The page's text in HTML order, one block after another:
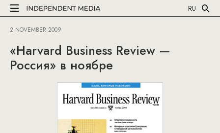
RU
2 NOVEMBER 2009
«Harvard Business Review —
Россия» в ноябре